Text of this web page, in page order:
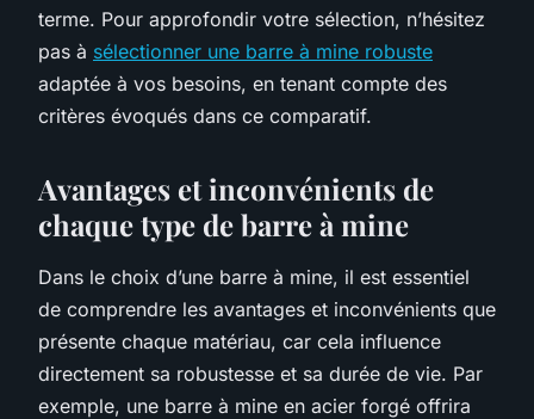
terme. Pour approfondir votre sélection, n’hésitez
pas à sélectionner une barre à mine robuste
adaptée à vos besoins, en tenant compte des
critères évoqués dans ce comparatif.
Avantages et inconvénients de
chaque type de barre à mine
Dans le choix d’une barre à mine, il est essentiel
de comprendre les avantages et inconvénients que
présente chaque matériau, car cela influence
directement sa robustesse et sa durée de vie. Par
exemple, une barre à mine en acier forgé offrira